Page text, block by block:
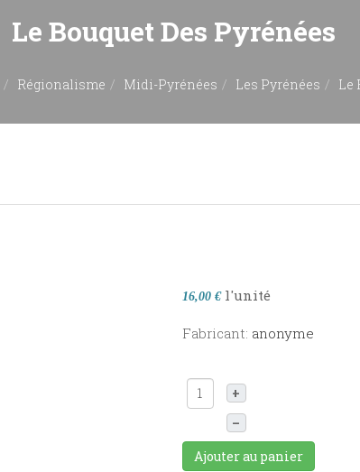
Le Bouquet Des Pyrénées
Régionalisme Midi-Pyrénées Les Pyrénées Le
16,00 € l'unité
Fabricant: anonyme
+
–
Ajouter au panier